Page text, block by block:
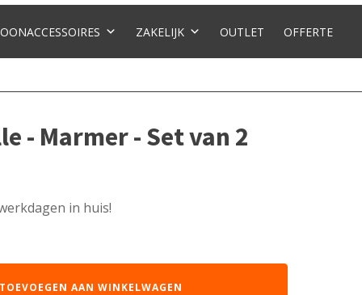
ZAKELIJK OUTLET OFFERTE
- Marmer - Set van 2
in huis!
TOEVOEGEN AAN WINKELWAGEN